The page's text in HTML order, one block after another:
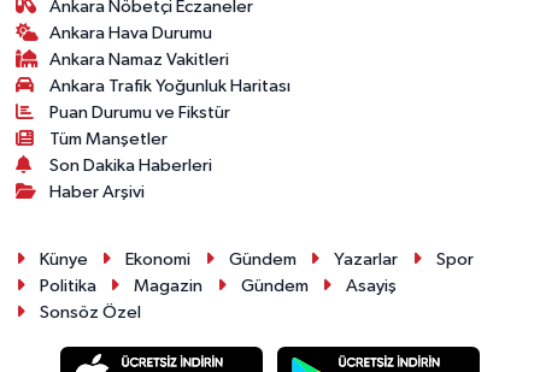
Ankara Nöbetçi Eczaneler
Ankara Hava Durumu
Ankara Namaz Vakitleri
Ankara Trafik Yoğunluk Haritası
Puan Durumu ve Fikstür
Tüm Manşetler
Son Dakika Haberleri
Haber Arşivi
Künye Ekonomi Gündem Yazarlar
Spor
Politika
Magazin Gündem
Asayiş
Sonsöz Özel